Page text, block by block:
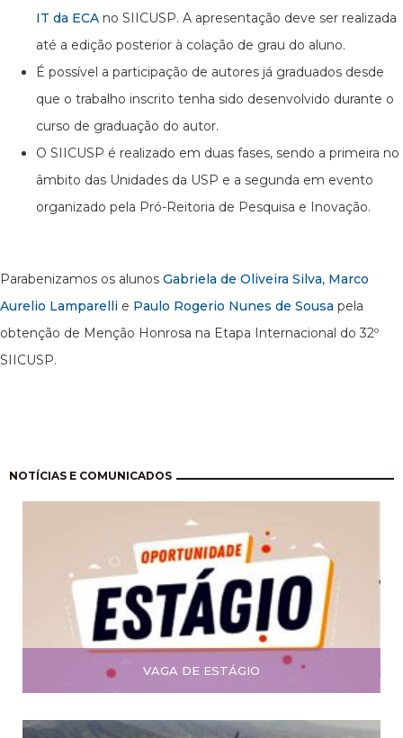
IT da ECA no SIICUSP. A apresentação deve ser realizada
até a edição posterior à colação de grau do aluno.
É possível a participação de autores já graduados desde
que o trabalho inscrito tenha sido desenvolvido durante o
curso de graduação do autor.
O SIICUSP é realizado em duas fases, sendo a primeira no
âmbito das Unidades da USP e a segunda em evento
organizado pela Pró-Reitoria de Pesquisa e Inovação.
Parabenizamos os alunos Gabriela de Oliveira Silva, Marco
Aurelio Lamparelli e Paulo Rogerio Nunes de Sousa pela
obtenção de Menção Honrosa na Etapa Internacional do 32º
SIICUSP.
NOTÍCIAS E COMUNICADOS
VAGA DE ESTÁGIO
Paginação